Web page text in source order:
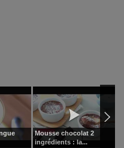
Mousse chocolat 2
ingrédients : la...